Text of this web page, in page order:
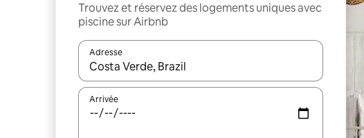
Trouvez et réservez des logements uniques avec
piscine sur Airbnb
Adresse
Lorsque les résultats s'affichent, utilisez les flèches vers le
Arrivée